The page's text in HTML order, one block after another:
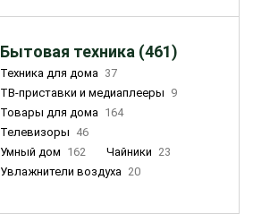
Бытовая техника (461)
Техника для дома 37
ТВ-приставки и медиаплееры 9
Товары для дома 164
Телевизоры 46
Умный дом 162 Чайники 23
Увлажнители воздуха 20